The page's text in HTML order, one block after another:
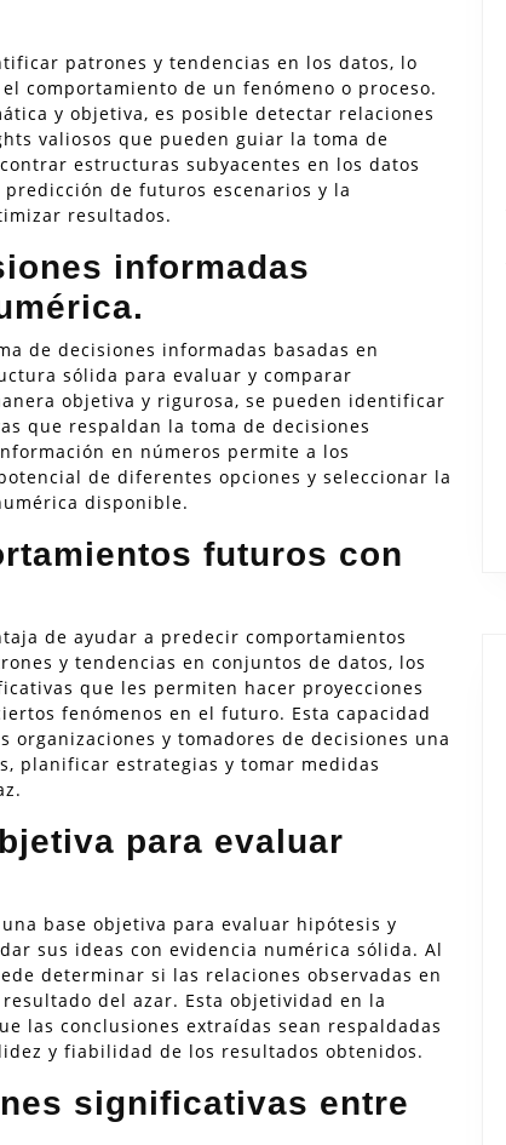
patrones y tendencias en los datos, lo
comportamiento de un fenómeno o proceso.
y objetiva, es posible detectar relaciones
valiosos que pueden guiar la toma de
estructuras subyacentes en los datos
de futuros escenarios y la
resultados.
informadas
de decisiones informadas basadas en
sólida para evaluar y comparar
objetiva y rigurosa, se pueden identificar
que respaldan la toma de decisiones
en números permite a los
de diferentes opciones y seleccionar la
disponible.
futuros con
de ayudar a predecir comportamientos
y tendencias en conjuntos de datos, los
que les permiten hacer proyecciones
fenómenos en el futuro. Esta capacidad
y tomadores de decisiones una
planificar estrategias y tomar medidas
para evaluar
base objetiva para evaluar hipótesis y
sus ideas con evidencia numérica sólida. Al
determinar si las relaciones observadas en
del azar. Esta objetividad en la
las conclusiones extraídas sean respaldadas
y fiabilidad de los resultados obtenidos.
significativas entre